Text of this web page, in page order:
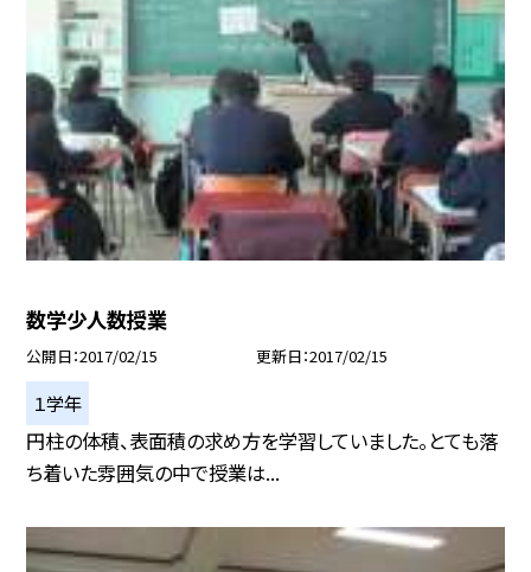
数学少人数授業
公開日 2017/02/15 更新日 2017/02/15
１学年
円柱の体積、表面積の求め方を学習していました。とても落
ち着いた雰囲気の中で授業は...